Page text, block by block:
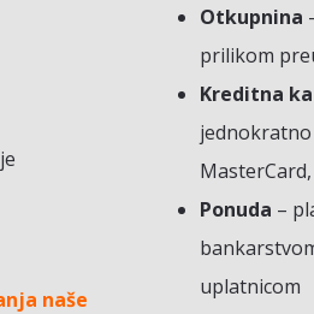
naše
Otkupnina
prilikom
Kreditna
jednokratno
Ponuda –
uplatnicom